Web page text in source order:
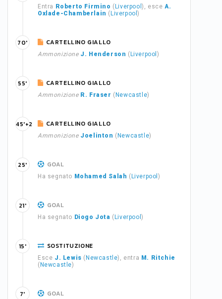
Entra Roberto Firmino ( Liverpool), esceA.
Oxlade-Chamberlain ( Liverpool)
CARTELLINO GIALLO
Ammonizione J. Henderson ( Liverpool)
70'
CARTELLINO GIALLO
Ammonizione R. Fraser ( Newcastle)
55'
CARTELLINO GIALLO
Ammonizione Joelinton ( Newcastle)
45'+2
GOAL
Ha segnato Mohamed Salah ( Liverpool)
25'
GOAL
Ha segnato Diogo Jota ( Liverpool)
21'
SOSTITUZIONE
Esce J. Lewis ( Newcastle), entra M. Ritchie
( Newcastle)
15'
GOAL
7'